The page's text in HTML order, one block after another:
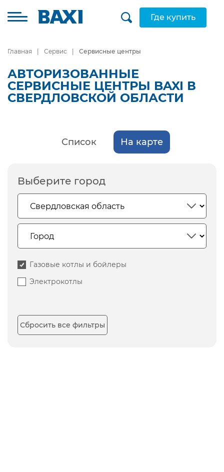
Где купить
Главная Сервис Сервисные центры
АВТОРИЗОВАННЫЕ
СЕРВИСНЫЕ ЦЕНТРЫ BAXI В
СВЕРДЛОВСКОЙ ОБЛАСТИ
Список На карте
Выберите город
Газовые котлы и бойлеры
Электрокотлы
Сбросить все фильтры